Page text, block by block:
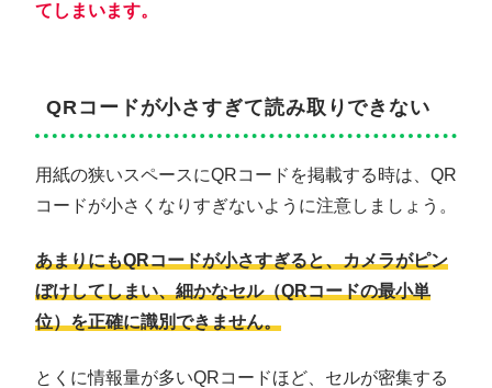
てしまいます。
QRコードが小さすぎて読み取りできない
用紙の狭いスペースにQRコードを掲載する時は、QR
コードが小さくなりすぎないように注意しましょう。
あまりにもQRコードが小さすぎると、カメラがピン
ぼけしてしまい、細かなセル（QRコードの最小単
位）を正確に識別できません。
とくに情報量が多いQRコードほど、セルが密集する